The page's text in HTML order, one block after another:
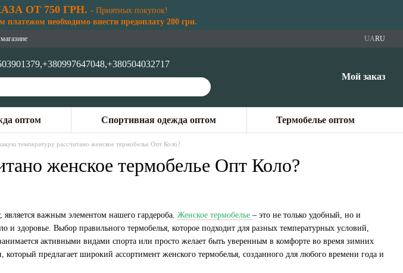
ОТ 750 ГРН. - Приятных покупок!
необходимо внести предоплату 200 грн.
UARU
+380997647048,+380504032717
Мой заказ
оптом Спортивная одежда оптом Термобелье оптом
температуру рассчитано женское термобелье Опт Коло?
женское термобелье Опт Коло?
важным элементом нашего гардероба. Женское термобелье – это не только удобный, но и
и здоровье. Выбор правильного термобелья, которое подходит для разных температурных условий,
активными видами спорта или просто желает быть уверенным в комфорте во время зимних
предлагает широкий ассортимент женского термобелья, созданного для любого времени года и